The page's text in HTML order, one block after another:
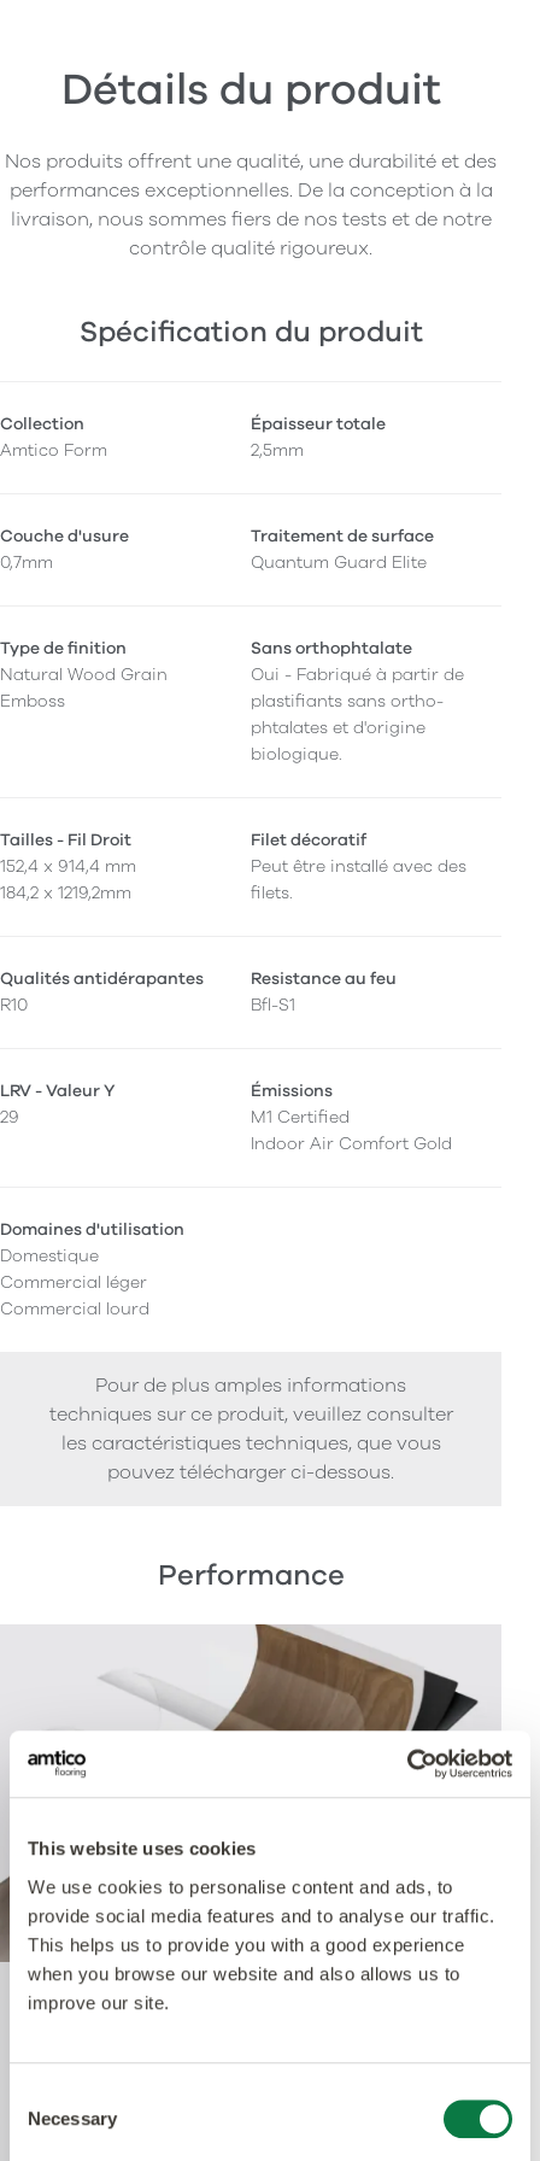
This website uses cookies
We use cookies to personalise content and ads, to
provide social media features and to analyse our traffic.
This helps us to provide you with a good experience
when you browse our website and also allows us to
improve our site.
Selection
Necessary
Détails du produit
Nos produits offrent une qualité, une durabilité et des
performances exceptionnelles. De la conception à la
livraison, nous sommes fiers de nos tests et de notre
contrôle qualité rigoureux.
Spécification du produit
Collection
Amtico Form
Épaisseur totale
2,5mm
Couche d'usure
0,7mm
Traitement de surface
Quantum Guard Elite
Type de finition
Natural Wood Grain
Emboss
Sans orthophtalate
Oui - Fabriqué à partir de
plastifiants sans ortho-
phtalates et d'origine
biologique.
Tailles - Fil Droit
152,4 x 914,4 mm
184,2 x 1219,2mm
Filet décoratif
Peut être installé avec des
filets.
Qualités antidérapantes
R10
Resistance au feu
Bfl-S1
LRV - Valeur Y
29
Émissions
M1 Certified
Indoor Air Comfort Gold
Domaines d'utilisation
Domestique
Commercial léger
Commercial lourd
Pour de plus amples informations
techniques sur ce produit, veuillez consulter
les caractéristiques techniques, que vous
pouvez télécharger ci-dessous.
Performance
Antimicrobial